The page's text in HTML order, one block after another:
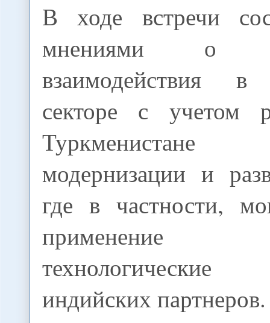
В ходе встречи
мнениями о
взаимодействия в
секторе с учетом
Туркменистане
модернизации и
где в частности,
применение
индийских партнеров.